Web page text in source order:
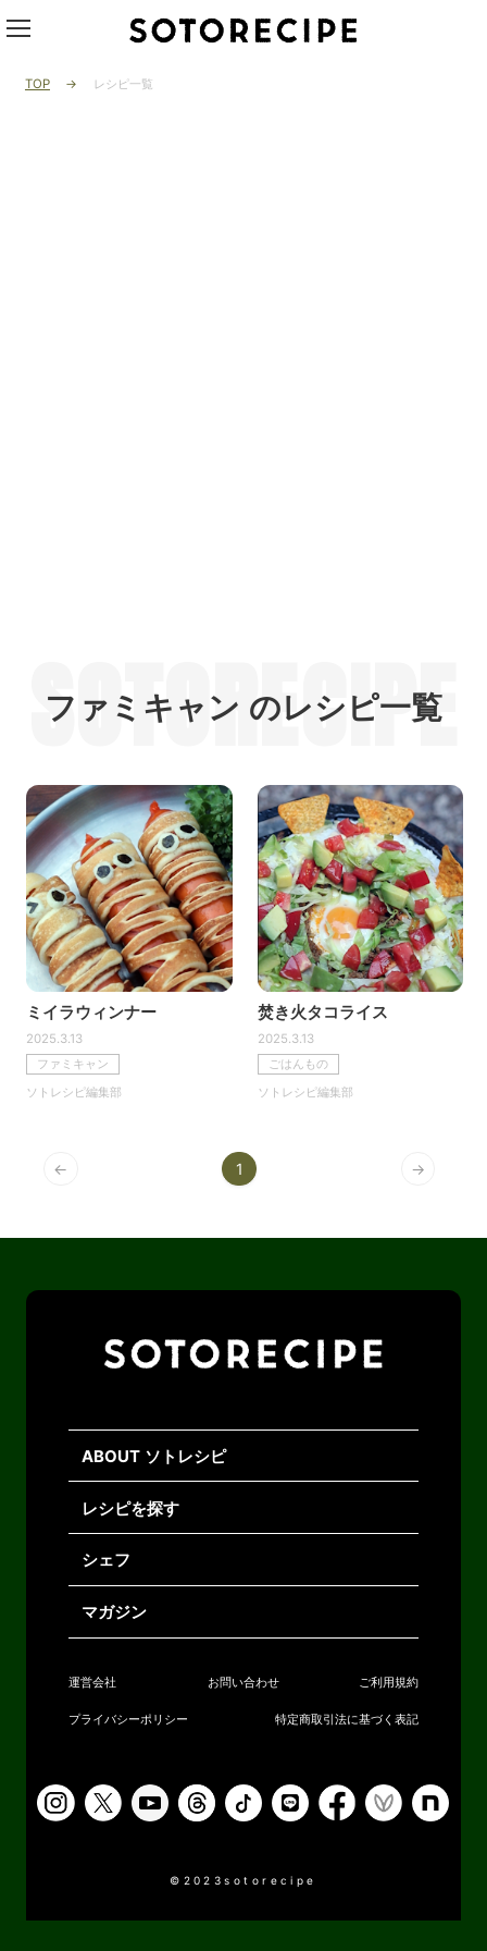
TOP レシピ一覧
SOTORECIPE
ファミキャン のレシピ一覧
ミイラウィンナー
2025.3.13
ファミキャン
ソトレシピ編集部
焚き火タコライス
2025.3.13
ごはんもの
ソトレシピ編集部
← →
1
ABOUT ソトレシピ
レシピを探す
シェフ
マガジン
運営会社 お問い合わせ ご利用規約
プライバシーポリシー 特定商取引法に基づく表記
©2023sotorecipe